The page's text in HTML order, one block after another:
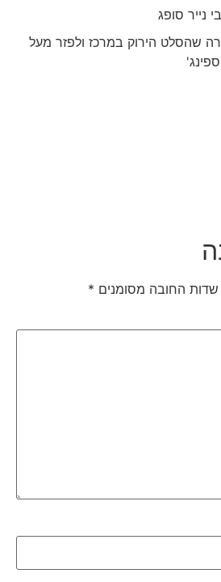
סופג
הירוק במרכז ולפזר מעל
החובה מסומנים*